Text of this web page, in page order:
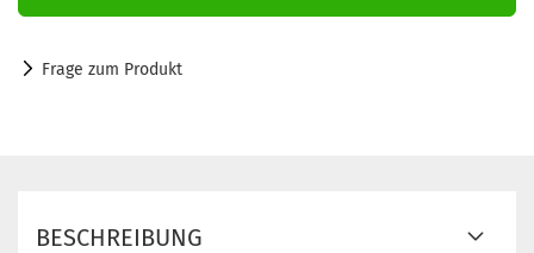
Frage zum Produkt
BESCHREIBUNG